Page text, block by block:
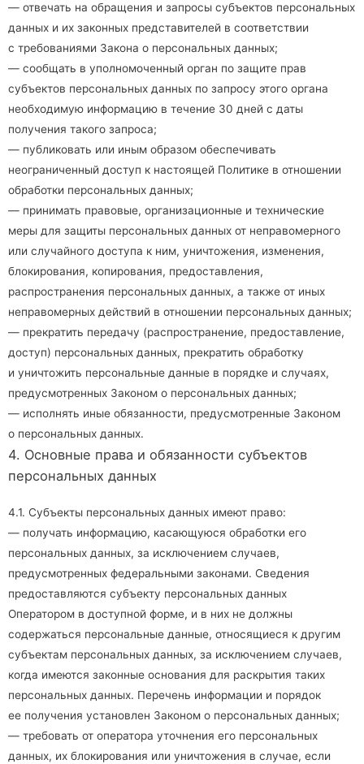
— отвечать на обращения и запросы субъектов персональных
данных и их законных представителей в соответствии
с требованиями Закона о персональных данных;
— сообщать в уполномоченный орган по защите прав
субъектов персональных данных по запросу этого органа
необходимую информацию в течение 30 дней с даты
получения такого запроса;
— публиковать или иным образом обеспечивать
неограниченный доступ к настоящей Политике в отношении
обработки персональных данных;
— принимать правовые, организационные и технические
меры для защиты персональных данных от неправомерного
или случайного доступа к ним, уничтожения, изменения,
блокирования, копирования, предоставления,
распространения персональных данных, а также от иных
неправомерных действий в отношении персональных данных;
— прекратить передачу (распространение, предоставление,
доступ) персональных данных, прекратить обработку
и уничтожить персональные данные в порядке и случаях,
предусмотренных Законом о персональных данных;
— исполнять иные обязанности, предусмотренные Законом
о персональных данных.
4. Основные права и обязанности субъектов
персональных данных
4.1. Субъекты персональных данных имеют право:
— получать информацию, касающуюся обработки его
персональных данных, за исключением случаев,
предусмотренных федеральными законами. Сведения
предоставляются субъекту персональных данных
Оператором в доступной форме, и в них не должны
содержаться персональные данные, относящиеся к другим
субъектам персональных данных, за исключением случаев,
когда имеются законные основания для раскрытия таких
персональных данных. Перечень информации и порядок
ее получения установлен Законом о персональных данных;
— требовать от оператора уточнения его персональных
данных, их блокирования или уничтожения в случае, если